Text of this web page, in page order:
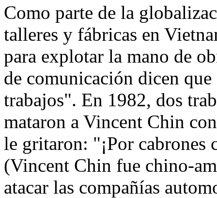
Como parte de la
talleres y fábricas en
para explotar la mano de
de comunicación dicen
trabajos". En 1982, dos
mataron a Vincent Chin
le gritaron: "¡Por cabrones
(Vincent Chin fue chino-
atacar las compañías